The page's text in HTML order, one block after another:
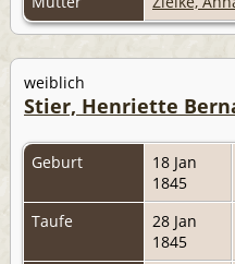
weiblich
Stier, Henriette
Geburt
18 Jan
1845
Taufe
28 Jan
1845